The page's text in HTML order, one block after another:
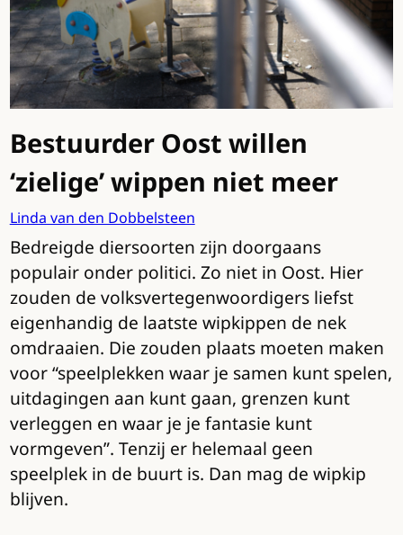
Bestuurder Oost willen
‘zielige’ wippen niet meer
Linda van den Dobbelsteen
Bedreigde diersoorten zijn doorgaans
populair onder politici. Zo niet in Oost. Hier
zouden de volksvertegenwoordigers liefst
eigenhandig de laatste wipkippen de nek
omdraaien. Die zouden plaats moeten maken
voor “speelplekken waar je samen kunt spelen,
uitdagingen aan kunt gaan, grenzen kunt
verleggen en waar je je fantasie kunt
vormgeven”. Tenzij er helemaal geen
speelplek in de buurt is. Dan mag de wipkip
blijven.